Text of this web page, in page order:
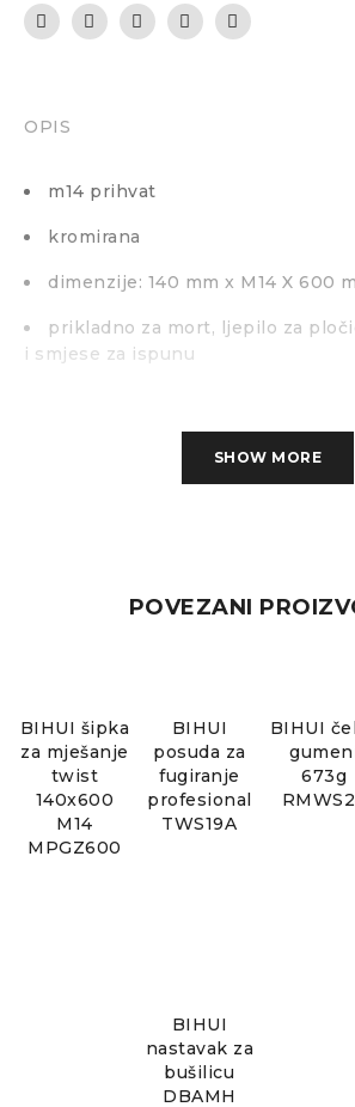
OPIS
m14 prihvat
kromirana
dimenzije: 140 mm x M14 X 600
prikladno za mort, ljepilo za
i smjese za ispunu
SHOW MORE
POVEZANI
BIHUI šipka
za mješanje
twist
140x600
M14
MPGZ600
BIHUI
posuda za
fugiranje
profesional
TWS19A
BIHUI
673g
BIHUI
nastavak za
bušilicu
DBAMH